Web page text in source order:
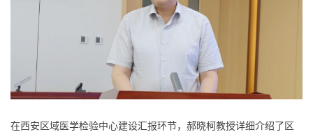
在西安区域医学检验中心建设汇报环节，郝晓柯教授详细介绍了区